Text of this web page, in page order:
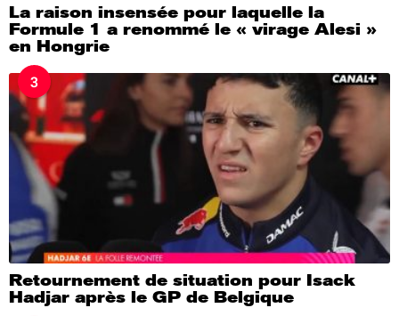
La raison insensée pour laquelle la
Formule 1 a renommé le « virage Alesi »
en Hongrie
3
Retournement de situation pour Isack
Hadjar après le GP de Belgique